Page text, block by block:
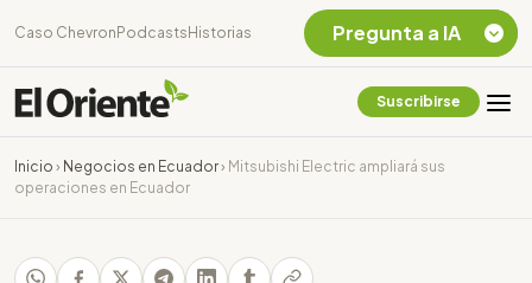
Caso Chevron Podcasts Historias
Suscribirse
Inicio › Negocios en Ecuador› Mitsubishi Electric ampliará sus
operaciones en Ecuador
Pregunta a IA
Chevron Ecuador